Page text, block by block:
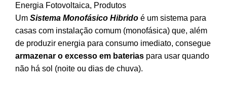
Energia Fotovoltaica, Produtos
Um Sistema Monofásico Hibrido é um sistema para
casas com instalação comum (monofásica) que, além
de produzir energia para consumo imediato, consegue
armazenar o excesso em baterias para usar quando
não há sol (noite ou dias de chuva).